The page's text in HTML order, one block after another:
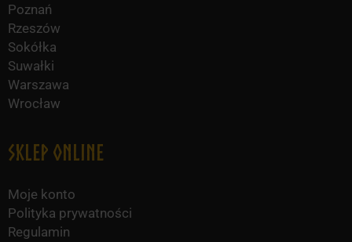
Poznań
Rzeszów
Sokółka
Suwałki
Warszawa
Wrocław
Sklep online
Moje konto
Polityka prywatności
Regulamin